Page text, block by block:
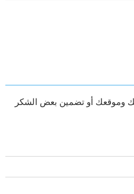
وموقعك أو تضمين بعض الشكر